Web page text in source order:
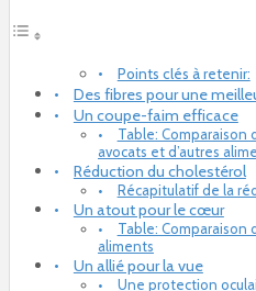
Points clés à retenir:
Des fibres pour une
Un coupe-faim efficace
Table: Comparaison
avocats et d’autres
Réduction du cholestérol
Récapitulatif de la
Un atout pour le cœur
Table: Comparaison
aliments
Un allié pour la vue
Une protection